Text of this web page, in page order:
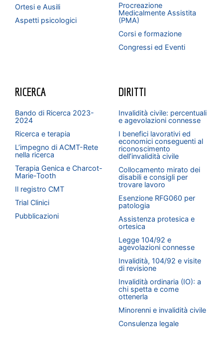
Ortesi e Ausili
Aspetti psicologici
Procreazione
Medicalmente Assistita
(PMA)
Corsi e formazione
Congressi ed Eventi
RICERCA
Bando di Ricerca 2023-
2024
Ricerca e terapia
L’impegno di ACMT-Rete
nella ricerca
Terapia Genica e Charcot-
Marie-Tooth
Il registro CMT
Trial Clinici
Pubblicazioni
DIRITTI
Invalidità civile: percentuali
e agevolazioni connesse
I benefici lavorativi ed
economici conseguenti al
riconoscimento
dell’invalidità civile
Collocamento mirato dei
disabili e consigli per
trovare lavoro
Esenzione RFG060 per
patologia
Assistenza protesica e
ortesica
Legge 104/92 e
agevolazioni connesse
Invalidità, 104/92 e visite
di revisione
Invalidità ordinaria (IO): a
chi spetta e come
ottenerla
Minorenni e invalidità civile
Consulenza legale